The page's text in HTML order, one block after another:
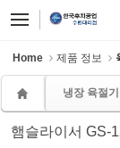
Home 제품 정보
냉장 육절기
햄슬라이서 GS-